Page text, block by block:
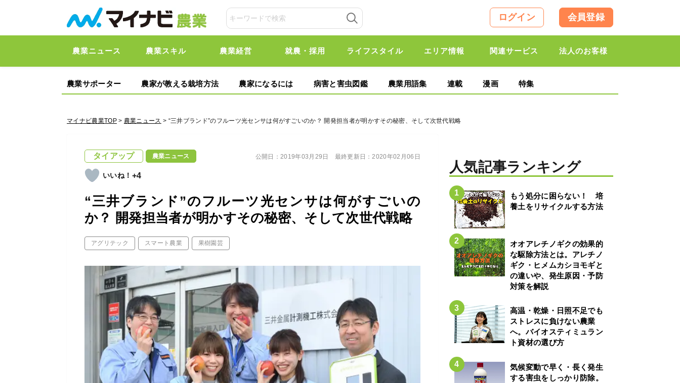
ログイン 会員登録
農業ニュース 農業スキル 農業経営 就農・採用 ライフスタイル エリア情報 関連サービス 法人のお客様
農業サポーター 農家が教える栽培方法 農家になるには 病害と害虫図鑑 農業用語集 連載 漫画 特集
マイナビ農業TOP> 農業ニュース > “三井ブランド”のフルーツ光センサは何がすごいのか？ 開発担当者が明かすその秘密、そして次世代戦略
タイアップ 農業ニュース
+4
“三井ブランド”のフルーツ光センサは何がすごいの
か？ 開発担当者が明かすその秘密、そして次世代戦略
アグリテック スマート農業 果樹園芸
公開日：2019年03月29日 最終更新日：2020年02月06日
人気記事ランキング
もう処分に困らない！ 培
養土をリサイクルする方法
オオアレチノギクの効果的
な駆除方法とは。アレチノ
ギク・ヒメムカシヨモギと
の違いや、発生原因・予防
対策を解説
高温・乾燥・日照不足でも
ストレスに負けない農業
へ。バイオスティミュラン
ト資材の選び方
気候変動で早く・長く発生
する害虫をしっかり防除。